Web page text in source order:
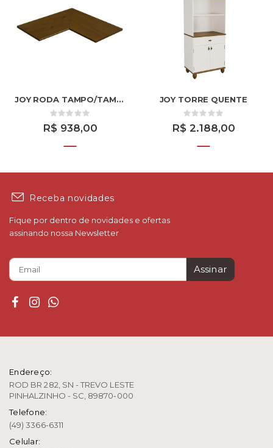
JOY RODA TAMPO/TAMPO DO BALCAO CANTO 2P
R$ 938,00
JOY TORRE QUENTE
R$ 2.188,00
Receba novidades
Fique por dentro de novidades e ofertas
assinando nossa Newsletter
Assinar
Endereço:
ROD BR 282, SN - TREVO LESTE
PINHALZINHO - SC, 89870-000
Telefone:
(49) 3366-6311
Celular: